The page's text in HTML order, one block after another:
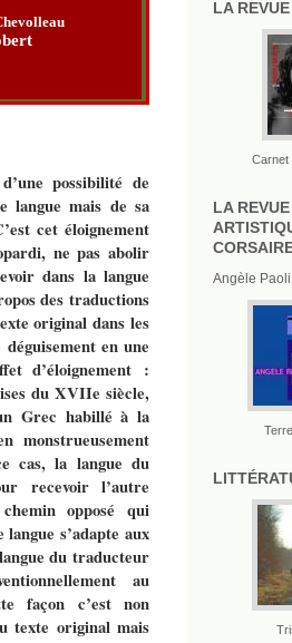
LA
Carnet
LA
Angèle Paoli
possibilité de
langue mais de sa
cet éloignement
ne pas abolir
dans la langue
des traductions
original dans les
en une
d’éloignement :
du XVIIe siècle,
Grec habillé à la
monstrueusement
cas, la langue du
recevoir l’autre
opposé qui
s’adapte aux
du traducteur
au
façon c’est non
texte original mais